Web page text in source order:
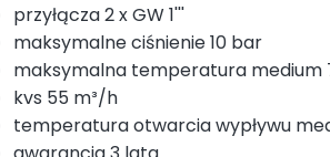
przyłącza 2 x GW 1'''
maksymalne ciśnienie 10 bar
maksymalna temperatura medium
kvs 55 m³/h
temperatura otwarcia wypływu